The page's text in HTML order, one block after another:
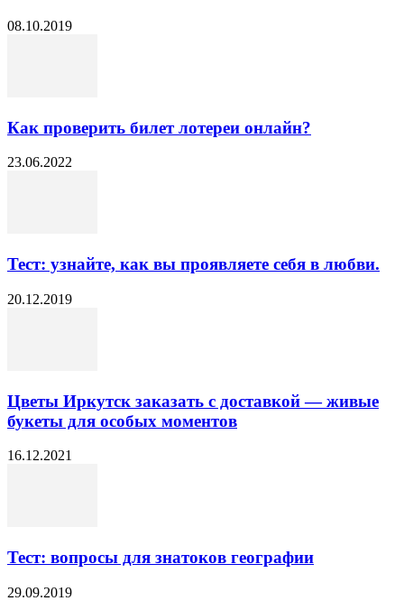
08.10.2019
Как проверить билет лотереи онлайн?
23.06.2022
Тест: узнайте, как вы проявляете себя в любви.
20.12.2019
Цветы Иркутск заказать с доставкой — живые
букеты для особых моментов
16.12.2021
Тест: вопросы для знатоков географии
29.09.2019